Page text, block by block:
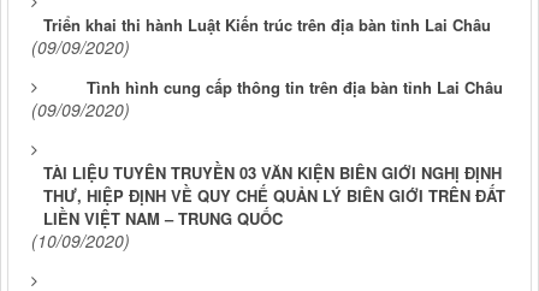
Triển khai thi hành Luật Kiến trúc trên địa bàn tỉnh Lai Châu
(09/09/2020)
Tình hình cung cấp thông tin trên địa bàn tỉnh Lai Châu
(09/09/2020)
TÀI LIỆU TUYÊN TRUYỀN 03 VĂN KIỆN BIÊN GIỚI NGHỊ ĐỊNH
THƯ, HIỆP ĐỊNH VỀ QUY CHẾ QUẢN LÝ BIÊN GIỚI TRÊN ĐẤT
LIỀN VIỆT NAM – TRUNG QUỐC
(10/09/2020)